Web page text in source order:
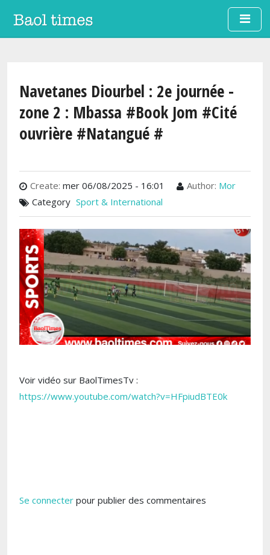
Aller au contenu principal
Navetanes Diourbel : 2e journée -
zone 2 : Mbassa #Book Jom #Cité
ouvrière #Natangué #
Create: mer 06/08/2025 - 16:01 Author: Mor
Category Sport & International
Voir vidéo sur BaolTimesTv :
https://www.youtube.com/watch?v=HFpiudBTE0k
Se connecter pour publier des commentaires